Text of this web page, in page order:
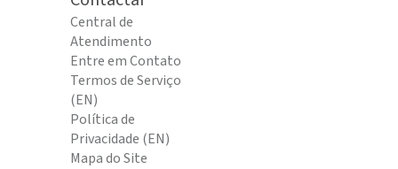
Central de
Atendimento
Entre em Contato
Termos de Serviço
(EN)
Política de
Privacidade (EN)
Mapa do Site